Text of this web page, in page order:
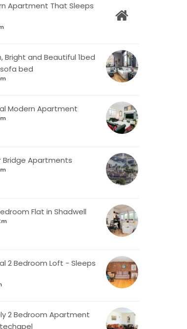
Apartment That Sleeps
Bright and Beautiful 1bed
bed
Modern Apartment
Bridge Apartments
Flat in Shadwell
2 Bedroom Loft - Sleeps
2 Bedroom Apartment